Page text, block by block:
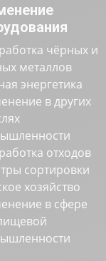
чёрных и
металлов
энергетика
в других
отходов
сортировки
хозяйство
в сфере